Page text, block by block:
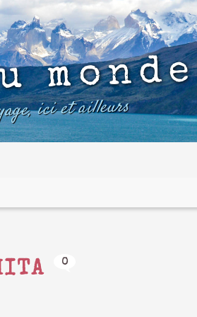
monde
ici et ailleurs
0